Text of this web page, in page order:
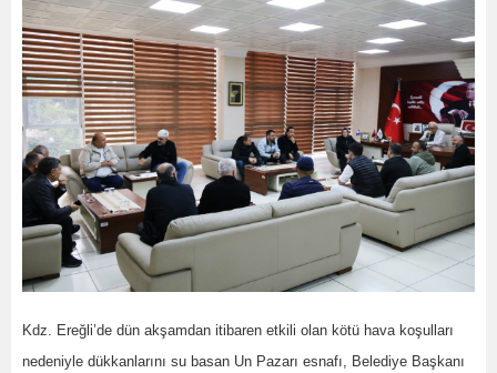
Kdz. Ereğli’de dün akşamdan itibaren etkili olan kötü hava koşulları
nedeniyle dükkanlarını su basan Un Pazarı esnafı, Belediye Başkanı